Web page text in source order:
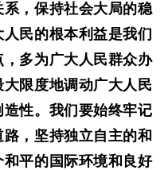
，保持社会大局的稳
民的根本利益是我们
多为广大人民群众办
限度地调动广大人民
性。我们要始终牢记
，坚持独立自主的和
平的国际环境和良好